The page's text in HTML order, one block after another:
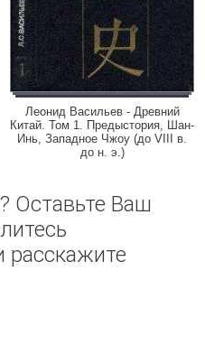
Леонид Васильев - Древний
Китай. Том 1. Предыстория, Шан-
Инь, Западное Чжоу (до VIII в.
до н. э.)
Оставьте Ваш
расскажите